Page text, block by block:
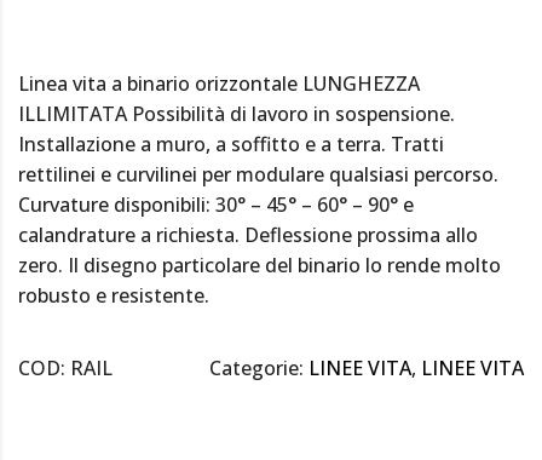
Linea vita a binario orizzontale LUNGHEZZA
ILLIMITATA Possibilità di lavoro in sospensione.
Installazione a muro, a soffitto e a terra. Tratti
rettilinei e curvilinei per modulare qualsiasi percorso.
Curvature disponibili: 30° – 45° – 60° – 90° e
calandrature a richiesta. Deflessione prossima allo
zero. Il disegno particolare del binario lo rende molto
robusto e resistente.
COD: RAIL Categorie: LINEE VITA, LINEE VITA